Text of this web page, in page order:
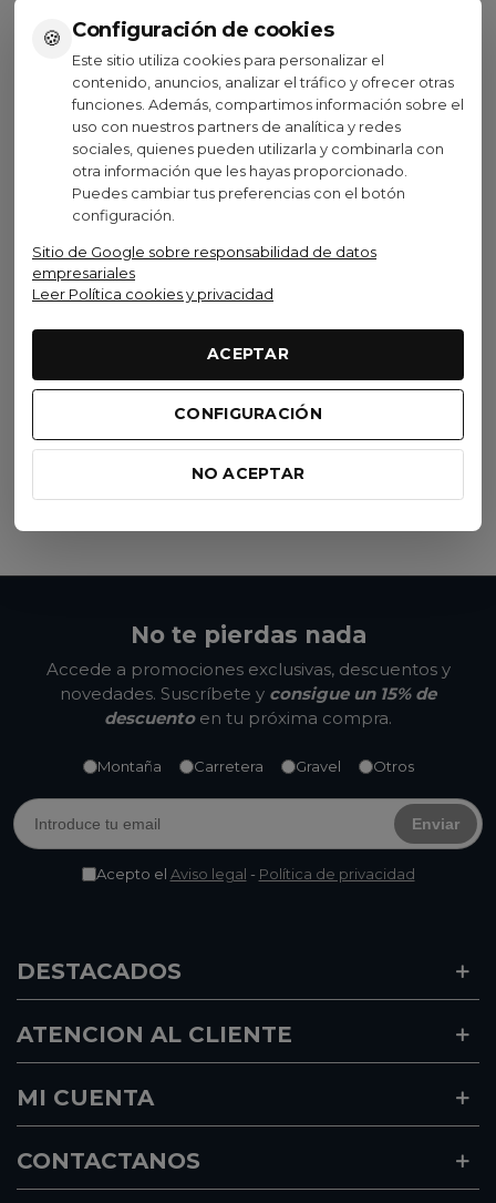
🍪 Configuración de cookies
Este sitio utiliza cookies para personalizar el
contenido, anuncios, analizar el tráfico y ofrecer otras
funciones. Además, compartimos información sobre el
uso con nuestros partners de analítica y redes
sociales, quienes pueden utilizarla y combinarla con
otra información que les hayas proporcionado.
Puedes cambiar tus preferencias con el botón
configuración.
Sitio de Google sobre responsabilidad de datos
empresariales
Leer Política cookies y privacidad
ACEPTAR
CONFIGURACIÓN
NO ACEPTAR
Ver opciones Ver opciones
Visto recientemente
Scott Bici
Bicicleta Scott Sub Sport
Ver opciones
No te pierdas nada
Accede a promociones exclusivas, descuentos y
novedades. Suscríbete y consigue un 15% de
descuentoen tu próxima compra.
Montaña Carretera Gravel Otros
Enviar
Acepto el Aviso legal - Política de privacidad
DESTACADOS
ATENCION AL CLIENTE
MI CUENTA
CONTACTANOS